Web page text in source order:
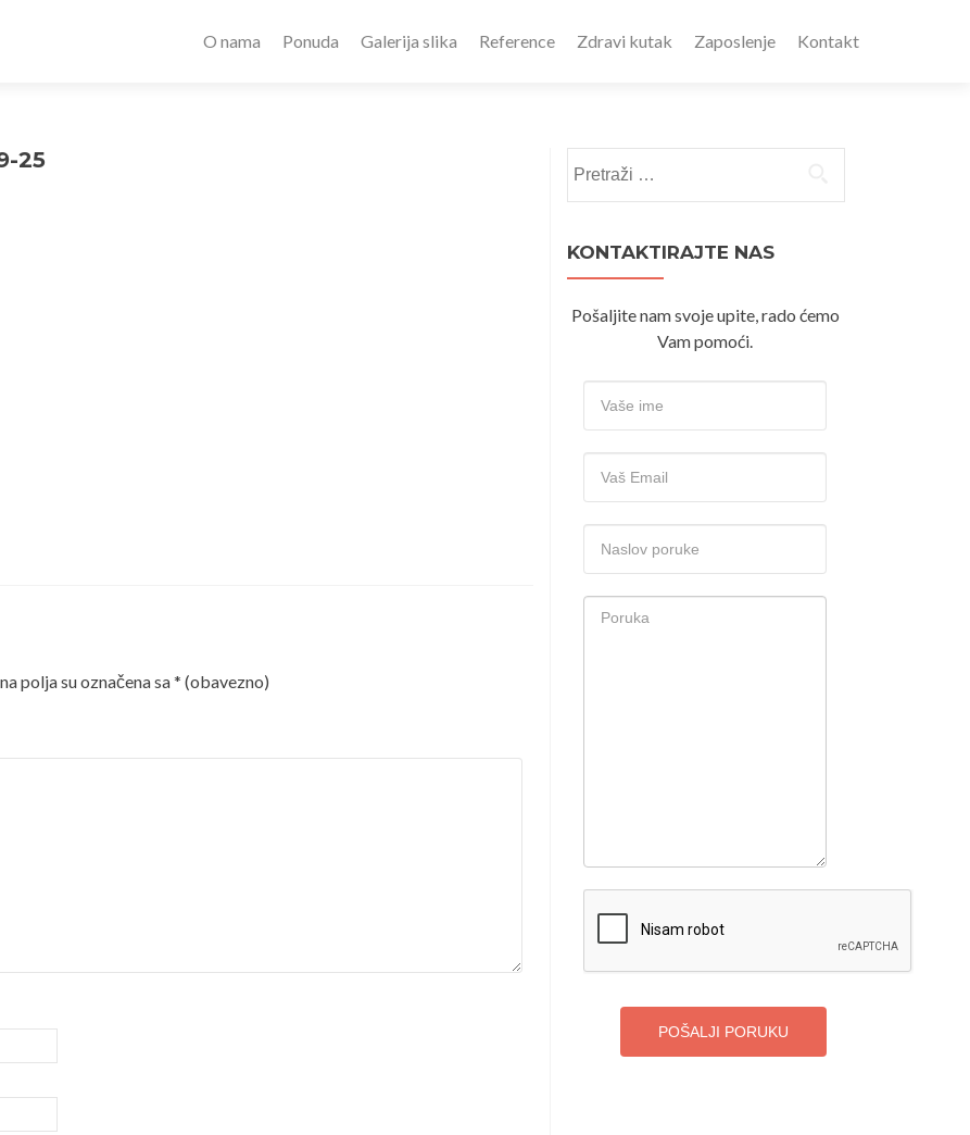
O nama Ponuda Galerija slika Reference Zdravi kutak Zaposlenje Kontakt
25
polja su označena sa* (obavezno)
KONTAKTIRAJTE NAS
Pošaljite nam svoje upite, rado ćemo
Vam pomoći.
POŠALJI PORUKU